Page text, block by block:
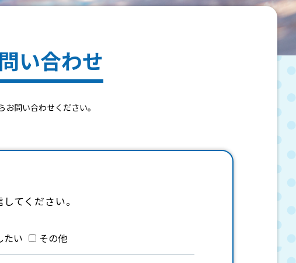
い合わせ
問い合わせください。
てください。
たい その他